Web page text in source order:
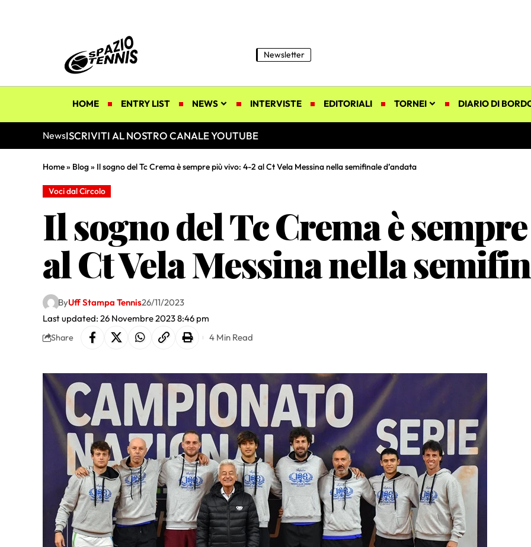
Newsletter
HOME ENTRY LIST NEWS INTERVISTE EDITORIALI TORNEI DIARIO DI
NewsISCRIVITI AL NOSTRO CANALE YOUTUBE
Home» Blog» Il sogno del Tc Crema è sempre più vivo: 4-2 al Ct Vela Messina nella semifinale d’andata
Voci dal Circolo
Il sogno del Tc Crema è
al Ct Vela Messina nella
Last updated: 26 Novembre 2023 8:46 pm
ByUff Stampa Tennis26/11/2023
Share 4 Min Read